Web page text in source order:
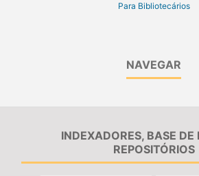
Para Bibliotecários
NAVEGAR
INDEXADORES, BASE DE
REPOSITÓRIOS